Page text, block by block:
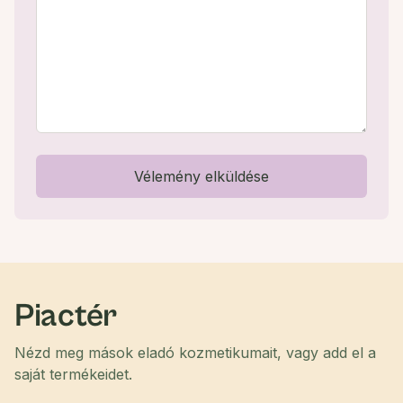
Vélemény elküldése
Piactér
Nézd meg mások eladó kozmetikumait, vagy add el a
saját termékeidet.